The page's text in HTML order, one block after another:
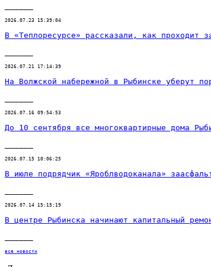
2026.07.23 15:39:04
В «Теплоресурсе» рассказали, как проходит
2026.07.21 17:14:39
На Волжской набережной в Рыбинске уберут
2026.07.16 09:54:53
До 10 сентября все многоквартирные дома
2026.07.15 10:06:25
В июле подрядчик «Яроблводоканала»
2026.07.14 15:15:19
В центре Рыбинска начинают капитальный
все новости